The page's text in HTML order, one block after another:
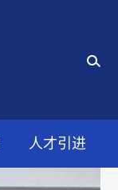
人才引进